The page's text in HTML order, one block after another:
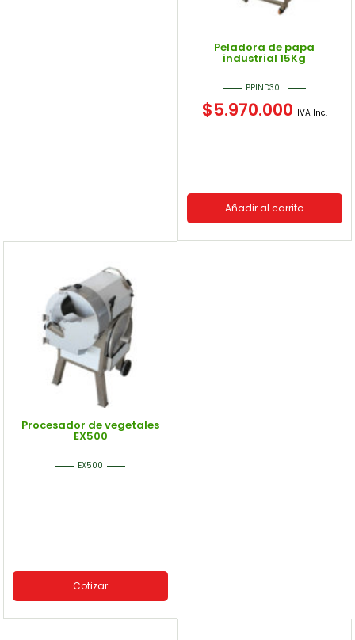
Peladora de papa
industrial 15Kg
PPIND30L
$5.970.000 IVA Inc.
Añadir al carrito
Procesador de vegetales
EX500
EX500
Cotizar